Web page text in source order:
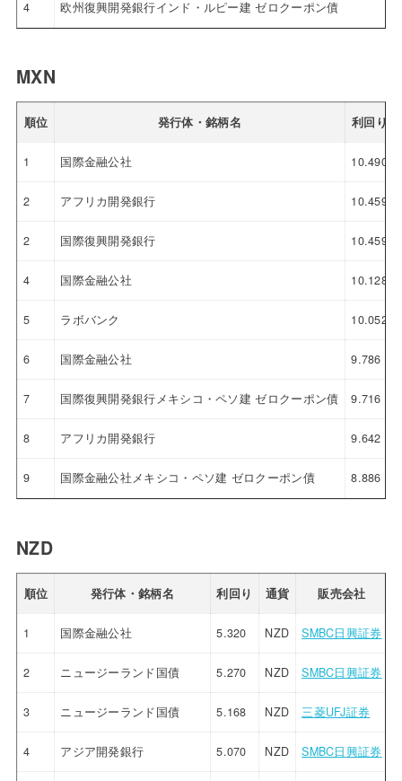
4 欧州復興開発銀行インド・ルピー建 ゼロクーポン債
MXN
順位 発行体・銘柄名 利回り
1 国際金融公社 10.490
2 アフリカ開発銀行 10.459
2 国際復興開発銀行 10.459
4 国際金融公社 10.128
5 ラボバンク 10.052
6 国際金融公社 9.786
7 国際復興開発銀行メキシコ・ペソ建 ゼロクーポン債 9.716
8 アフリカ開発銀行 9.642
9 国際金融公社メキシコ・ペソ建 ゼロクーポン債 8.886
NZD
順位 発行体・銘柄名 利回り 通貨 販売会社
1 国際金融公社 5.320 NZD SMBC日興証券
2 ニュージーランド国債 5.270 NZD SMBC日興証券
3 ニュージーランド国債 5.168 NZD 三菱UFJ証券
4 アジア開発銀行 5.070 NZD SMBC日興証券